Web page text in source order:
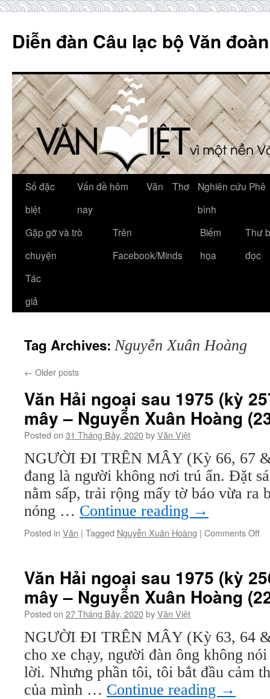
content
Diễn đàn Câu lạc bộ Văn
Số đặc
biệt
Vấn đề hôm
nay
Văn Thơ
Nghiên cứu Phê
bình
Gặp gỡ và trò
chuyện
Trên
Facebook/Minds
Biếm
họa
Thư
đọc
Tác
giả
Tag Archives: Nguyễn Xuân Hoàng
← Older posts
Văn Hải ngoại sau 1975 (kỳ
mây – Nguyễn Xuân Hoàng
Posted on 31 Tháng Bảy, 2020byVăn Việt
NGƯỜI ĐI TRÊN MÂY (Kỳ 66, 67
đang là người không nơi trú ẩn. Đặt
nằm sấp, trải rộng mấy tờ báo vừa ra
nóng … Continue reading →
Posted in Văn | Tagged Nguyễn Xuân Hoàng | Comments Offon
(kỳ
đi
–
Văn Hải ngoại sau 1975 (kỳ
mây – Nguyễn Xuân Hoàng
Posted on 27 Tháng Bảy, 2020byVăn Việt
NGƯỜI ĐI TRÊN MÂY (Kỳ 63, 64
cho xe chạy, người đàn ông không
lời. Nhưng phần tôi, tôi bắt đầu cảm
của mình … Continue reading →